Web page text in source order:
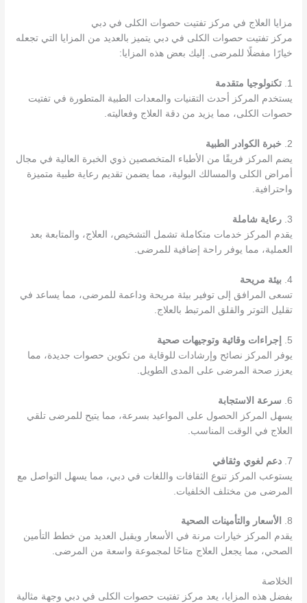
مزايا العلاج في مركز تفتيت حصوات الكلى في دبي
مركز تفتيت حصوات الكلى في دبي يتميز بالعديد من المزايا التي تجعله
خيارًا مفضلًا للمرضى. إليك بعض هذه المزايا:
1.
تكنولوجيا متقدمة
يستخدم المركز أحدث التقنيات والمعدات الطبية المتطورة في تفتيت
حصوات الكلى، مما يزيد من دقة العلاج وفعاليته.
2. خبرة الكوادر الطبية
يضم المركز فريقًا من الأطباء المتخصصين ذوي الخبرة العالية في مجال
أمراض الكلى والمسالك البولية، مما يضمن تقديم رعاية طبية متميزة
واحترافية.
3. رعاية شاملة
يقدم المركز خدمات متكاملة تشمل التشخيص، العلاج، والمتابعة بعد
العملية، مما يوفر راحة إضافية للمرضى.
4. بيئة مريحة
تسعى المرافق إلى توفير بيئة مريحة وداعمة للمرضى، مما يساعد في
تقليل التوتر والقلق المرتبط بالعلاج.
5.
إجراءات وقائية وتوجيهات صحية
يوفر المركز نصائح وإرشادات للوقاية من تكوين حصوات جديدة، مما
يعزز صحة المرضى على المدى الطويل.
6. سرعة الاستجابة
يسهل المركز الحصول على المواعيد بسرعة، مما يتيح للمرضى تلقي
العلاج في الوقت المناسب.
7. دعم لغوي وثقافي
يستوعب المركز تنوع الثقافات واللغات في دبي، مما يسهل التواصل مع
المرضى من مختلف الخلفيات.
8.
الأسعار والتأمينات الصحية
يقدم المركز خيارات مرنة في الأسعار ويقبل العديد من خطط التأمين
الصحي، مما يجعل العلاج متاحًا لمجموعة واسعة من المرضى.
الخلاصة
بفضل هذه المزايا، يعد مركز تفتيت حصوات الكلى في دبي وجهة مثالية